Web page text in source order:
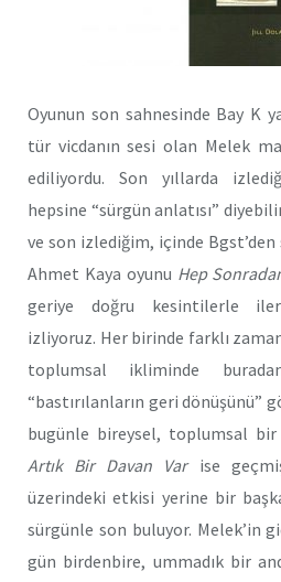
Oyunun son sahnesinde Bay K
tür vicdanın sesi olan Melek
ediliyordu. Son yıllarda
hepsine “sürgün anlatısı”
ve son izlediğim, içinde Bgst’den
Ahmet Kaya oyunu Hep
geriye doğru kesintilerle
izliyoruz. Her birinde farklı
toplumsal ikliminde
“bastırılanların geri dönüşünü”
bugünle bireysel, toplumsal
Artık Bir Davan Varise
üzerindeki etkisi yerine bir
sürgünle son buluyor. Melek’in
gün birdenbire, ummadık bir